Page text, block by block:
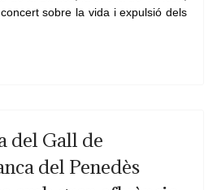
sobre la vida i expulsió dels
del Gall de
del Penedès